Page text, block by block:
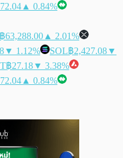
▲ 0.84%
฿63,288.00 ▲ 2.01%
▼ 1.12% SOL฿2,427.08▼
฿27.18▼ 3.38%
▲ 0.84%